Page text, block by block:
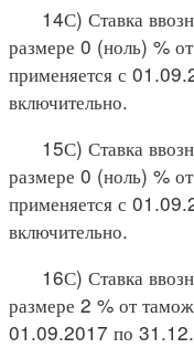
14С) Ставка
размере 0 (ноль) %
применяется с
включительно.
15С) Ставка
размере 0 (ноль) %
применяется с
включительно.
16С) Ставка
размере 2 % от
01.09.2017 по